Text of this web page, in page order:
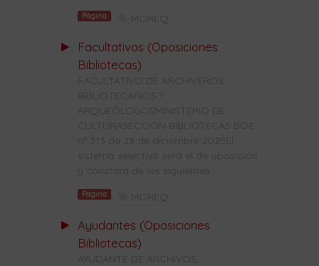
Página MOREQ
Facultativos (Oposiciones
Bibliotecas)
FACULTATIVO DE ARCHIVEROS,
BIBLIOTECARIOS Y
ARQUEÓLOGOSMINISTERIO DE
CULTURASECCIÓN BIBLIOTECAS BOE
nº 313 de 29 de diciembre 2025El
sistema selectivo será el de oposición
y constará de los siguientes...
Página MOREQ
Ayudantes (Oposiciones
Bibliotecas)
AYUDANTE DE ARCHIVOS,